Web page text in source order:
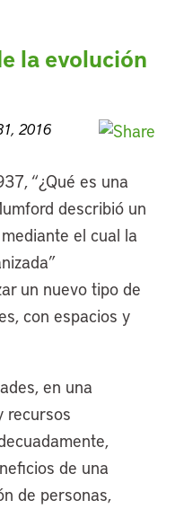
la evolución
2016
“¿Qué es una
describió un
el cual la
un nuevo tipo de
con espacios y
en una
recursos
de una
de personas,